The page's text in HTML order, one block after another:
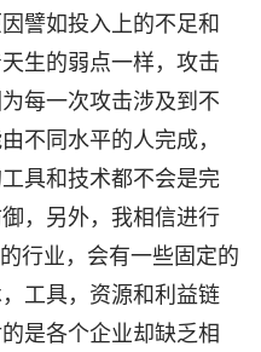
譬如投入上的不足和
生的弱点一样，攻击
每一次攻击涉及到不
不同水平的人完成，
具和技术都不会是完
，另外，我相信进行
行业，会有一些固定的
工具，资源和利益链
是各个企业却缺乏相